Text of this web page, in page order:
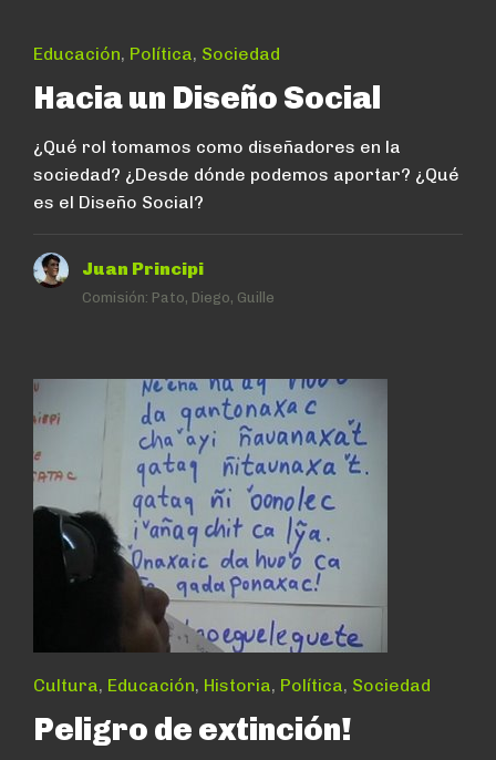
Educación, Política, Sociedad
Hacia un Diseño Social
¿Qué rol tomamos como diseñadores en la
sociedad? ¿Desde dónde podemos aportar? ¿Qué
es el Diseño Social?
Juan Principi
Comisión: Pato, Diego, Guille
Cultura, Educación, Historia, Política, Sociedad
Peligro de extinción!